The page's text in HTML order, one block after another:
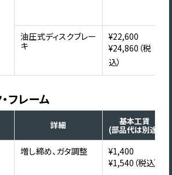
油圧式ディスクブレー
キ
¥22,600
¥24,860（税
込）
フレーム
詳細 基本工賃
(部品代は別途)
増し締め、ガタ調整
¥1,400
¥1,540（税込）